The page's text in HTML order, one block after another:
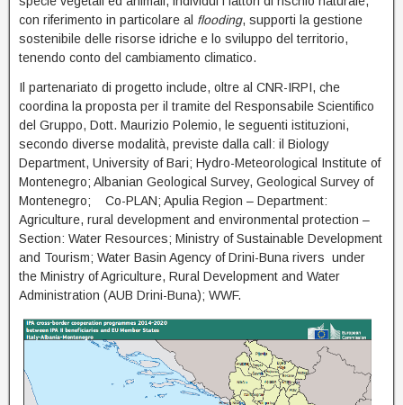
con riferimento in particolare al flooding, supporti la gestione
sostenibile delle risorse idriche e lo sviluppo del territorio,
tenendo conto del cambiamento climatico.
Il partenariato di progetto include, oltre al CNR-IRPI, che
coordina la proposta per il tramite del Responsabile Scientifico
del Gruppo, Dott. Maurizio Polemio, le seguenti istituzioni,
secondo diverse modalità, previste dalla call: il Biology
Department, University of Bari; Hydro-Meteorological Institute of
Montenegro; Albanian Geological Survey, Geological Survey of
Montenegro; Co-PLAN; Apulia Region – Department:
Agriculture, rural development and environmental protection –
Section: Water Resources; Ministry of Sustainable Development
and Tourism; Water Basin Agency of Drini-Buna rivers under
the Ministry of Agriculture, Rural Development and Water
Administration (AUB Drini-Buna); WWF.